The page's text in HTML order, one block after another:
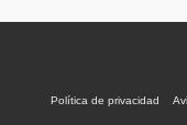
Política de privacidad